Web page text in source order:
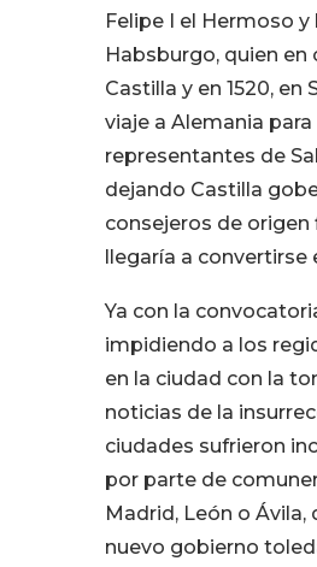
Felipe I el Hermoso
Habsburgo, quien en
Castilla y en 1520,
viaje a Alemania
representantes de
dejando Castilla
consejeros de
llegaría a convertirse
Ya con la
impidiendo a los
en la ciudad con la
noticias de la
ciudades sufrieron
por parte de
Madrid, León o
nuevo gobierno